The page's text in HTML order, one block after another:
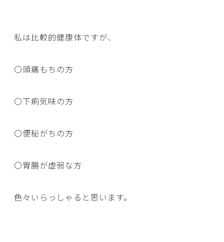
私は比較的健康体ですが、
〇頭痛もちの方
〇下痢気味の方
〇便秘がちの方
〇胃腸が虚弱な方
色々いらっしゃると思います。